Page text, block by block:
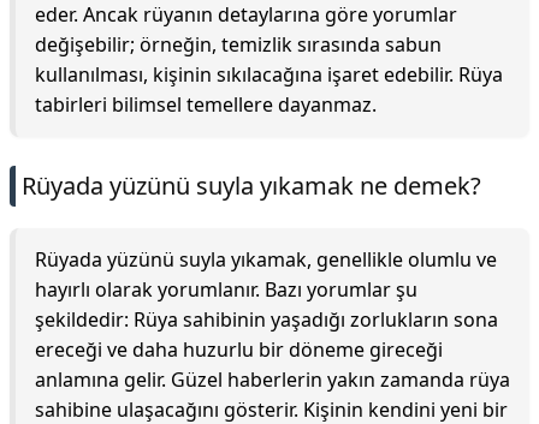
eder. Ancak rüyanın detaylarına göre yorumlar
değişebilir; örneğin, temizlik sırasında sabun
kullanılması, kişinin sıkılacağına işaret edebilir. Rüya
tabirleri bilimsel temellere dayanmaz.
Rüyada yüzünü suyla yıkamak ne demek?
Rüyada yüzünü suyla yıkamak, genellikle olumlu ve
hayırlı olarak yorumlanır. Bazı yorumlar şu
şekildedir: Rüya sahibinin yaşadığı zorlukların sona
ereceği ve daha huzurlu bir döneme gireceği
anlamına gelir. Güzel haberlerin yakın zamanda rüya
sahibine ulaşacağını gösterir. Kişinin kendini yeni bir